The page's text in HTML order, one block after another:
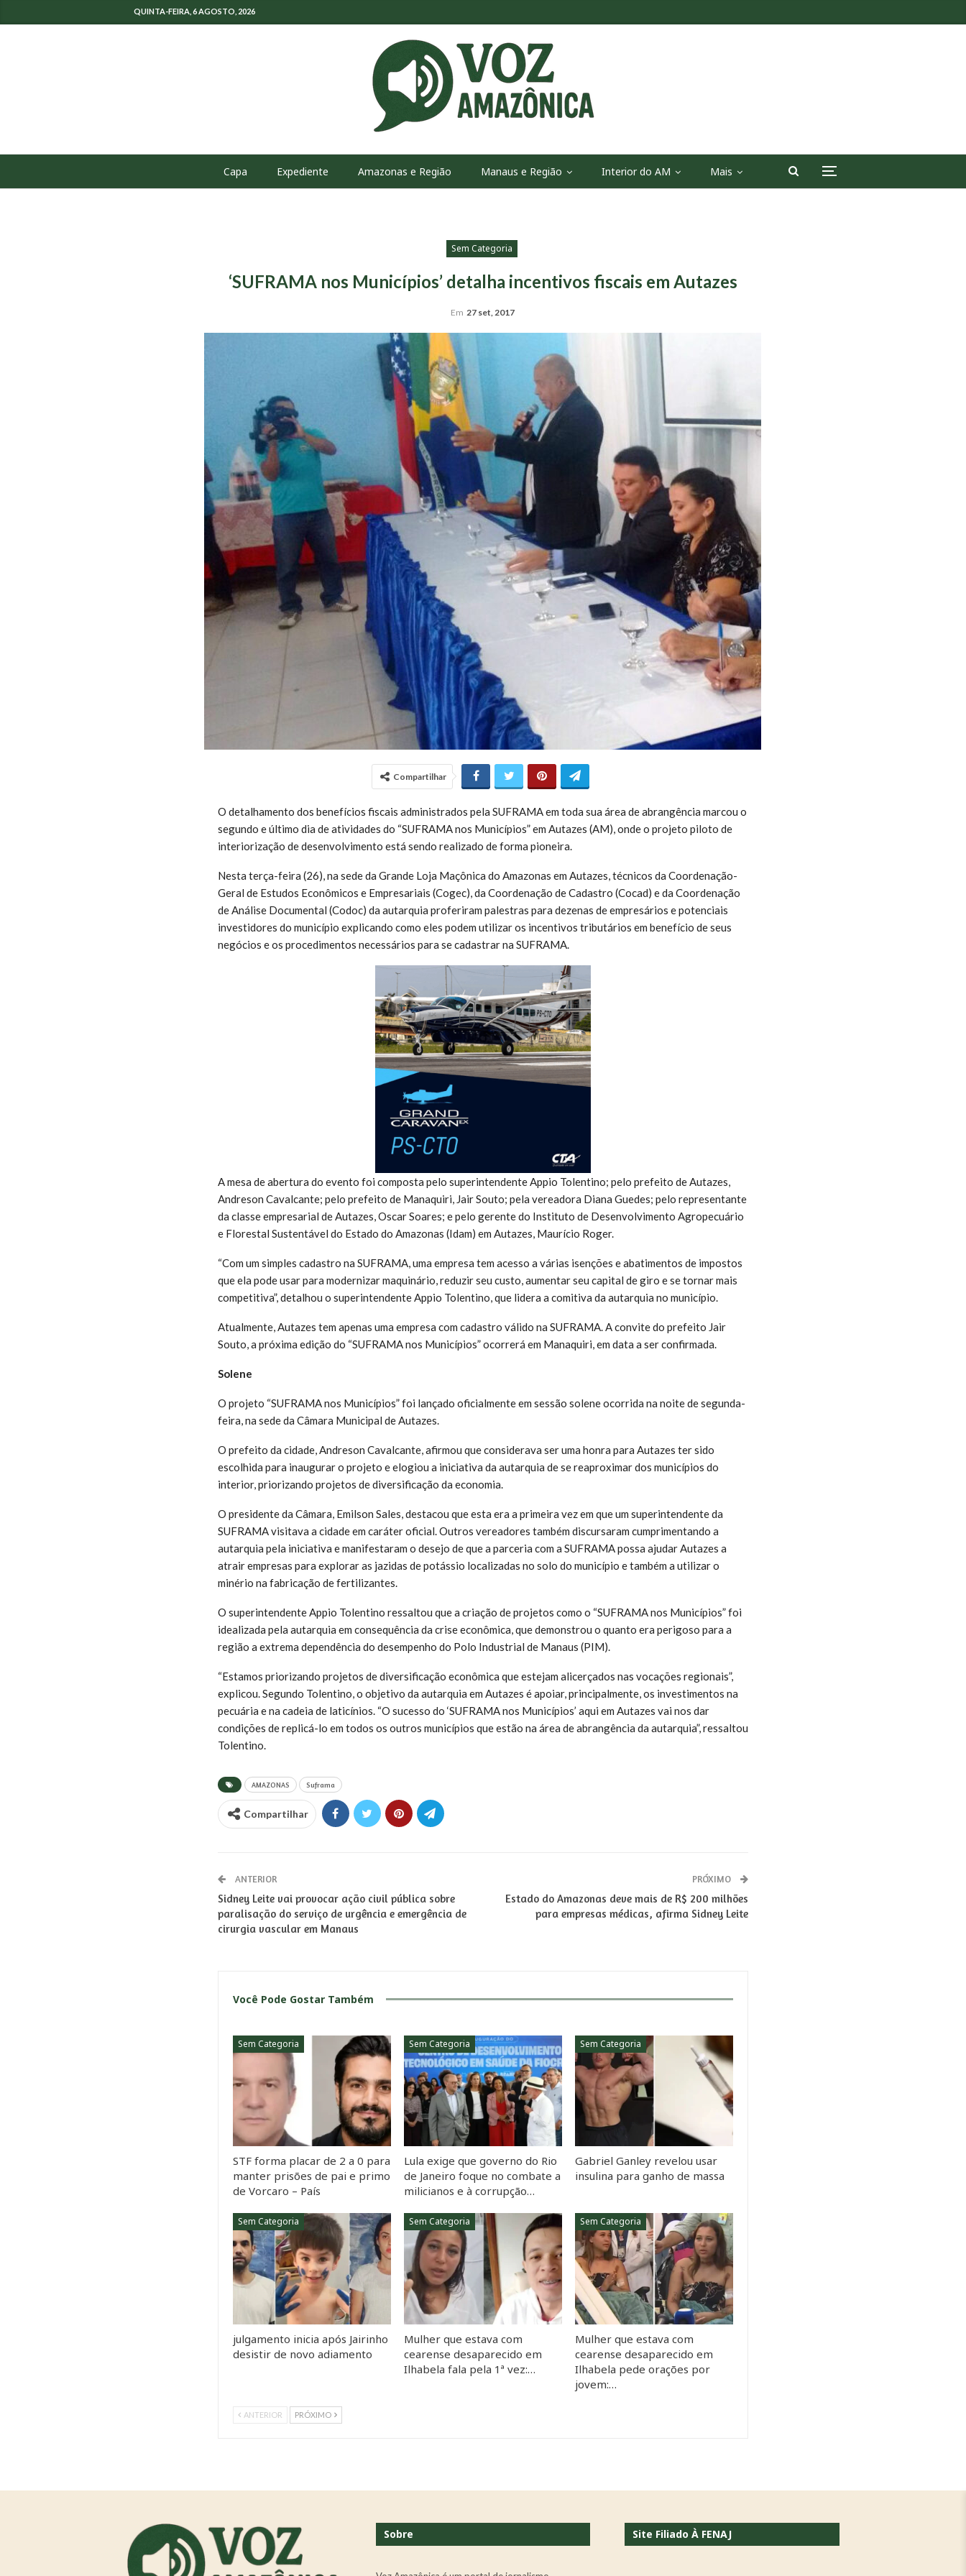
QUINTA-FEIRA, 6 AGOSTO, 2026
Capa Expediente Amazonas e Região Manaus e Região Interior do AM Mais
Sem Categoria
‘SUFRAMA nos Municípios’ detalha incentivos fiscais em Autazes
Em 27 set, 2017
Compartilhar
O detalhamento dos benefícios fiscais administrados pela SUFRAMA em toda sua área de abrangência marcou o
segundo e último dia de atividades do “SUFRAMA nos Municípios” em Autazes (AM), onde o projeto piloto de
interiorização de desenvolvimento está sendo realizado de forma pioneira.
Nesta terça-feira (26), na sede da Grande Loja Maçônica do Amazonas em Autazes, técnicos da Coordenação-
Geral de Estudos Econômicos e Empresariais (Cogec), da Coordenação de Cadastro (Cocad) e da Coordenação
de Análise Documental (Codoc) da autarquia proferiram palestras para dezenas de empresários e potenciais
investidores do município explicando como eles podem utilizar os incentivos tributários em benefício de seus
negócios e os procedimentos necessários para se cadastrar na SUFRAMA.
A mesa de abertura do evento foi composta pelo superintendente Appio Tolentino; pelo prefeito de Autazes,
Andreson Cavalcante; pelo prefeito de Manaquiri, Jair Souto; pela vereadora Diana Guedes; pelo representante
da classe empresarial de Autazes, Oscar Soares; e pelo gerente do Instituto de Desenvolvimento Agropecuário
e Florestal Sustentável do Estado do Amazonas (Idam) em Autazes, Maurício Roger.
“Com um simples cadastro na SUFRAMA, uma empresa tem acesso a várias isenções e abatimentos de impostos
que ela pode usar para modernizar maquinário, reduzir seu custo, aumentar seu capital de giro e se tornar mais
competitiva”, detalhou o superintendente Appio Tolentino, que lidera a comitiva da autarquia no município.
Atualmente, Autazes tem apenas uma empresa com cadastro válido na SUFRAMA. A convite do prefeito Jair
Souto, a próxima edição do “SUFRAMA nos Municípios” ocorrerá em Manaquiri, em data a ser confirmada.
Solene
O projeto “SUFRAMA nos Municípios” foi lançado oficialmente em sessão solene ocorrida na noite de segunda-
feira, na sede da Câmara Municipal de Autazes.
O prefeito da cidade, Andreson Cavalcante, afirmou que considerava ser uma honra para Autazes ter sido
escolhida para inaugurar o projeto e elogiou a iniciativa da autarquia de se reaproximar dos municípios do
interior, priorizando projetos de diversificação da economia.
O presidente da Câmara, Emilson Sales, destacou que esta era a primeira vez em que um superintendente da
SUFRAMA visitava a cidade em caráter oficial. Outros vereadores também discursaram cumprimentando a
autarquia pela iniciativa e manifestaram o desejo de que a parceria com a SUFRAMA possa ajudar Autazes a
atrair empresas para explorar as jazidas de potássio localizadas no solo do município e também a utilizar o
minério na fabricação de fertilizantes.
O superintendente Appio Tolentino ressaltou que a criação de projetos como o “SUFRAMA nos Municípios” foi
idealizada pela autarquia em consequência da crise econômica, que demonstrou o quanto era perigoso para a
região a extrema dependência do desempenho do Polo Industrial de Manaus (PIM).
“Estamos priorizando projetos de diversificação econômica que estejam alicerçados nas vocações regionais”,
explicou. Segundo Tolentino, o objetivo da autarquia em Autazes é apoiar, principalmente, os investimentos na
pecuária e na cadeia de laticínios. “O sucesso do ‘SUFRAMA nos Municípios’ aqui em Autazes vai nos dar
condições de replicá-lo em todos os outros municípios que estão na área de abrangência da autarquia”, ressaltou
Tolentino.
AMAZONAS Suframa
Compartilhar
ANTERIOR
Sidney Leite vai provocar ação civil pública sobre
paralisação do serviço de urgência e emergência de
cirurgia vascular em Manaus
PRÓXIMO
Estado do Amazonas deve mais de R$ 200 milhões
para empresas médicas, afirma Sidney Leite
Você Pode Gostar Também
Sem Categoria
STF forma placar de 2 a 0 para
manter prisões de pai e primo
de Vorcaro – País
Sem Categoria
Lula exige que governo do Rio
de Janeiro foque no combate a
milicianos e à corrupção…
Sem Categoria
Gabriel Ganley revelou usar
insulina para ganho de massa
Sem Categoria
julgamento inicia após Jairinho
desistir de novo adiamento
Sem Categoria
Mulher que estava com
cearense desaparecido em
Ilhabela fala pela 1ª vez:…
Sem Categoria
Mulher que estava com
cearense desaparecido em
Ilhabela pede orações por
jovem:…
ANTERIOR PRÓXIMO
Sobre Site Filiado À FENAJ